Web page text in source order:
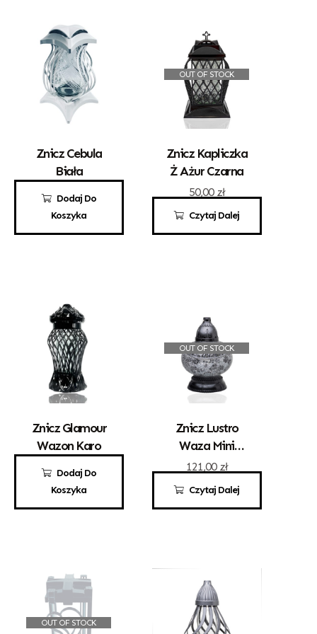
Dodaj Do
Koszyka
Znicz Cebula
Biała
70,00 zł
OUT OF STOCK
Czytaj Dalej
Znicz Kapliczka
Ż Ażur Czarna
50,00 zł
Dodaj Do
Koszyka
Znicz Glamour
Wazon Karo
50,00 zł
OUT OF STOCK
Czytaj Dalej
Znicz Lustro
Waza Mini
Srebrna
121,00 zł
OUT OF STOCK